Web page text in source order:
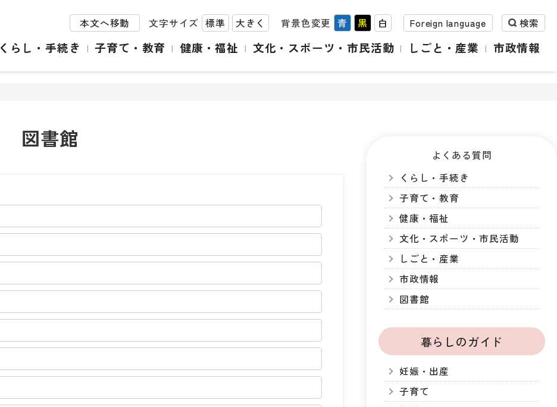
本文へ移動 文字サイズ 標準 大きく 背景色変更 青 黒 白 Foreign language 検索
くらし・手続き 子育て・教育 健康・福祉 文化・スポーツ・市民活動 しごと・産業 市政情報
図書館
よくある質問
くらし・手続き
子育て・教育
健康・福祉
文化・スポーツ・市民活動
しごと・産業
市政情報
図書館
暮らしのガイド
妊娠・出産
子育て